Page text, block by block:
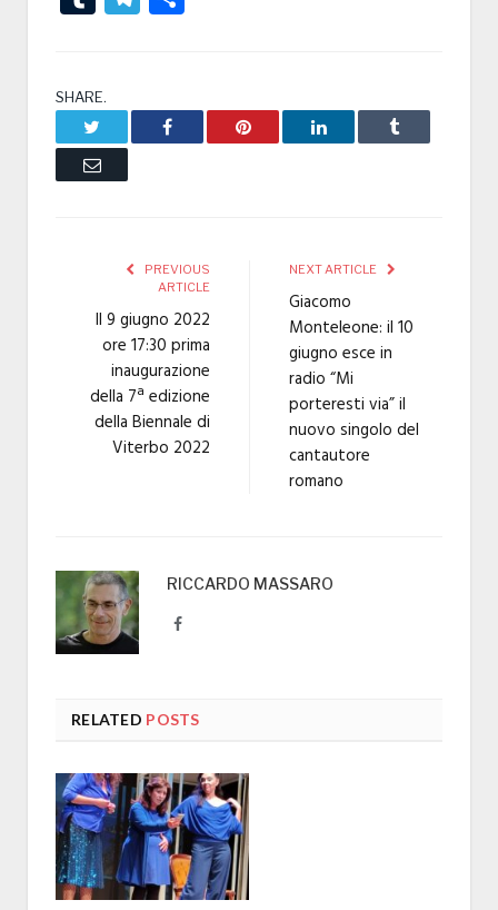
SHARE.
Facebook Pinterest LinkedIn Tumblr
Email
PREVIOUS
ARTICLE
Il 9 giugno 2022
ore 17:30 prima
inaugurazione
della 7ª edizione
della Biennale di
Viterbo 2022
NEXT ARTICLE
Giacomo
Monteleone: il 10
giugno esce in
radio “Mi
porteresti via” il
nuovo singolo del
cantautore
romano
RICCARDO MASSARO
Facebook
RELATED POSTS